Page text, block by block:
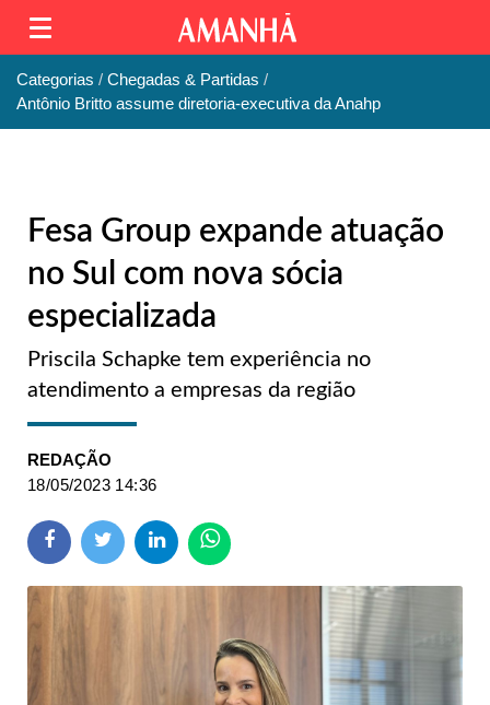
Categorias
Chegadas & Partidas
Antônio Britto assume diretoria-executiva da Anahp
Fesa Group expande atuação
no Sul com nova sócia
especializada
Priscila Schapke tem experiência no
atendimento a empresas da região
REDAÇÃO
18/05/2023 14:36